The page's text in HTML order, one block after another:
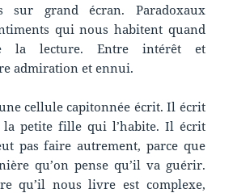
sur grand écran. Paradoxaux
qui nous habitent quand
la lecture. Entre intérêt et
admiration et ennui.
cellule capitonnée écrit. Il écrit
petite fille qui l’habite. Il écrit
pas faire autrement, parce que
qu’on pense qu’il va guérir.
qu’il nous livre est complexe,